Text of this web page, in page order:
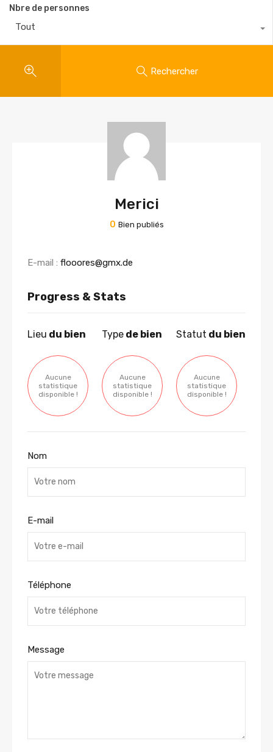
Nbre de personnes
Tout
Rechercher
Merici
0 Bien publiés
E-mail : flooores@gmx.de
Progress & Stats
Lieu du bien
Aucune
statistique
disponible !
Type de bien
Aucune
statistique
disponible !
Statut du bien
Aucune
statistique
disponible !
Nom
E-mail
Téléphone
Message